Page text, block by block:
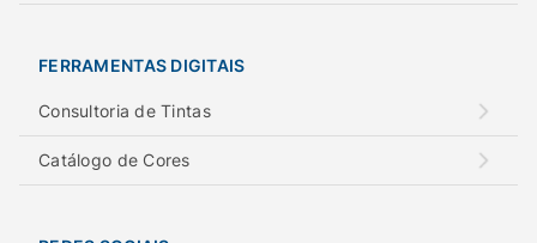
FERRAMENTAS DIGITAIS
Consultoria de Tintas
Catálogo de Cores